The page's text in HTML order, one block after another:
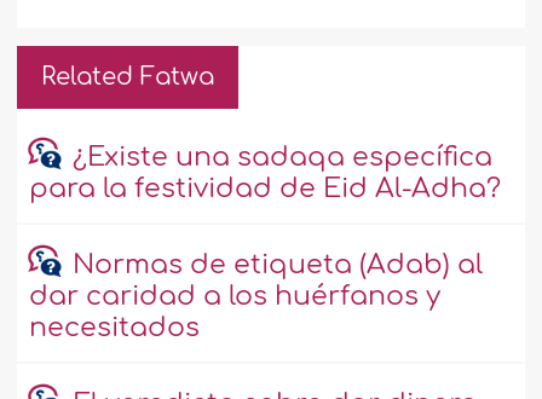
Related Fatwa
¿Existe una sadaqa específica
para la festividad de Eid Al-Adha?
Normas de etiqueta (Adab) al
dar caridad a los huérfanos y
necesitados